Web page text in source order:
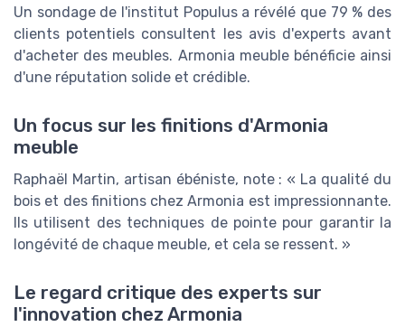
Un sondage de l'institut Populus a révélé que 79 % des
clients potentiels consultent les avis d'experts avant
d'acheter des meubles. Armonia meuble bénéficie ainsi
d'une réputation solide et crédible.
Un focus sur les finitions d'Armonia
meuble
Raphaël Martin, artisan ébéniste, note : « La qualité du
bois et des finitions chez Armonia est impressionnante.
Ils utilisent des techniques de pointe pour garantir la
longévité de chaque meuble, et cela se ressent. »
Le regard critique des experts sur
l'innovation chez Armonia